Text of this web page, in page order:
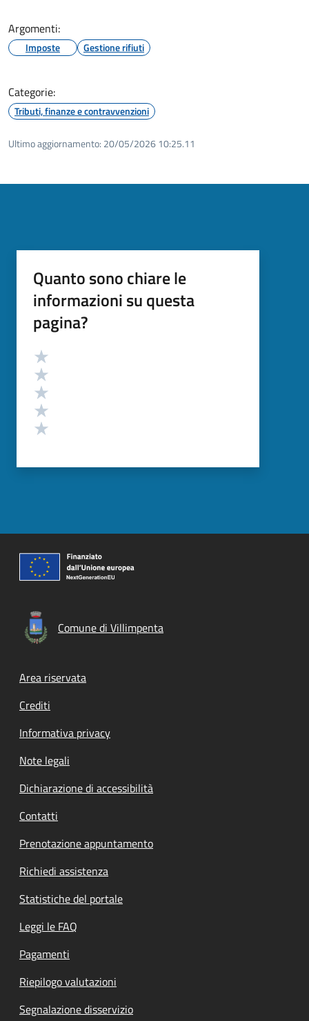
Argomenti:
Imposte Gestione rifiuti
Categorie:
Tributi, finanze e contravvenzioni
Ultimo aggiornamento: 20/05/2026 10:25.11
Quanto sono chiare le
informazioni su questa
pagina?
Valutazione
Comune di Villimpenta
Footer menu
Area riservata
Crediti
Informativa privacy
Note legali
Dichiarazione di accessibilità
Contatti
Prenotazione appuntamento
Richiedi assistenza
Statistiche del portale
Leggi le FAQ
Pagamenti
Riepilogo valutazioni
Segnalazione disservizio